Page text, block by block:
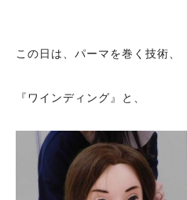
この日は、パーマを巻く技術、
『ワインディング』と、